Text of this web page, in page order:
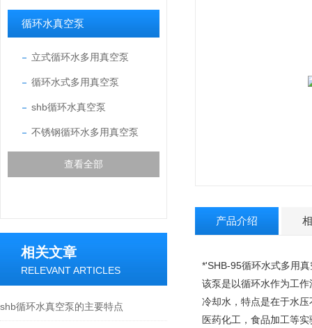
循环水真空泵
立式循环水多用真空泵
循环水式多用真空泵
shb循环水真空泵
不锈钢循环水多用真空泵
查看全部
相关文章
RELEVANT ARTICLES
shb循环水真空泵的主要特点
产品介绍
*'SHB-95循环水式多用
该泵是以循环水作为工
冷却水，特点是在于水
医药化工，食品加工等